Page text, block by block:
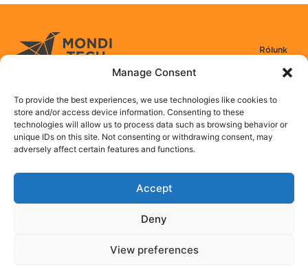
Manage Consent
To provide the best experiences, we use technologies like cookies to
store and/or access device information. Consenting to these
technologies will allow us to process data such as browsing behavior or
unique IDs on this site. Not consenting or withdrawing consent, may
adversely affect certain features and functions.
Accept
Deny
View preferences
Mondi-tech Kft.
Jászai Mari tér 5-6
BUDAPEST, 1085
+36 20 482 4105
Rólunk
Csapatunk
Szolgáltatások
Referenciák
Csatlakozz hozzánk